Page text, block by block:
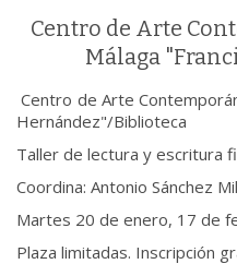
Centro de Arte
Málaga
Centro de Arte
Hernández"/Biblioteca
Taller de lectura y escritura
Coordina: Antonio Sánchez
Martes 20 de enero, 17 de
Plaza limitadas. Inscripción